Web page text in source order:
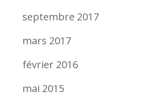
septembre 2017
mars 2017
février 2016
mai 2015